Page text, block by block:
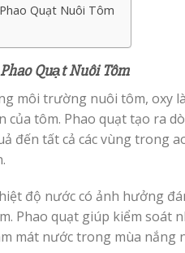
Quạt Nuôi Tôm
Quạt Nuôi Tôm
môi trường nuôi tôm, oxy
tôm. Phao quạt tạo ra
đến tất cả các vùng trong
độ nước có ảnh hưởng
Phao quạt giúp kiểm soát
mát nước trong mùa nắng